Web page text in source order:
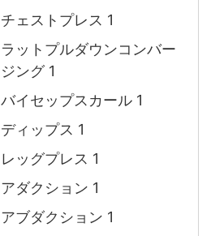
チェストプレス 1
ラットプルダウンコンバー
ジング 1
バイセップスカール 1
ディップス 1
レッグプレス 1
アダクション 1
アブダクション 1